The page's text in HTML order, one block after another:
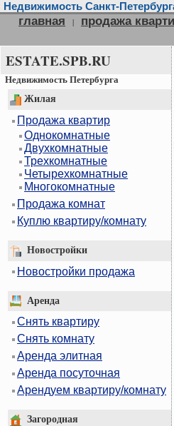
Недвижимость Санкт-
главная | продажа
ESTATE.SPB.RU
Недвижимость Петербурга
Жилая
Продажа квартир
Однокомнатные
Двухкомнатные
Трехкомнатные
Четырехкомнатные
Многокомнатные
Продажа комнат
Куплю квартиру/комнату
Новостройки
Новостройки продажа
Аренда
Снять квартиру
Снять комнату
Аренда элитная
Аренда посуточная
Арендуем квартиру/комнату
Загородная